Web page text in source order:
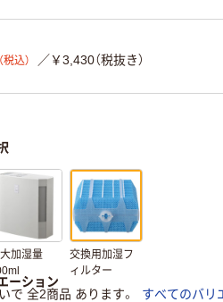
（税込） ／￥3,430（税抜き）
加湿量
交換用加湿フ
ィルター
ーション
で 全2商品 あります。
すべてのバリ